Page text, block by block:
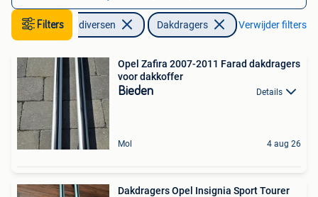
FiltersAuto diversen Dakdragers Verwijder filters
Opel Zafira 2007-2011 Farad dakdragers
voor dakkoffer
Bieden Details
Mol 4 aug 26
Dakdragers Opel Insignia Sport Tourer